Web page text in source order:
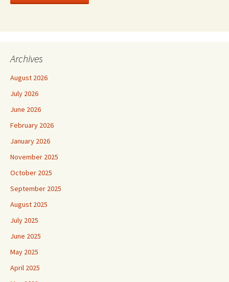
Archives
August 2026
July 2026
June 2026
February 2026
January 2026
November 2025
October 2025
September 2025
August 2025
July 2025
June 2025
May 2025
April 2025